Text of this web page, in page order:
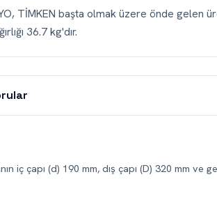
TİMKEN başta olmak üzere önde gelen
36.7 kg'dır.
iç çapı (d) 190 mm, dış çapı (D) 320 mm ve